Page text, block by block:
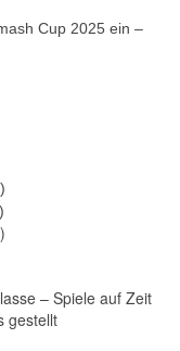
Cup 2025 ein –
– Spiele auf Zeit
gestellt